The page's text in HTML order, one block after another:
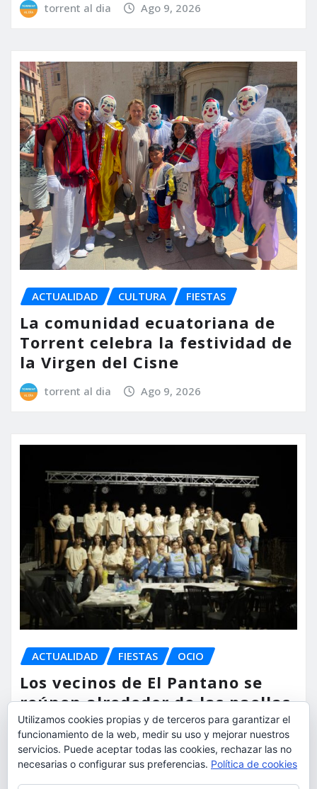
torrent al dia Ago 9, 2026
ACTUALIDAD CULTURA FIESTAS
La comunidad ecuatoriana de
Torrent celebra la festividad de
la Virgen del Cisne
torrent al dia Ago 9, 2026
ACTUALIDAD FIESTAS OCIO
Los vecinos de El Pantano se
reúnen alrededor de las paellas
para celebrar sus fiestas
torrent al dia Ago 9, 2026
Utilizamos cookies propias y de terceros para garantizar el
funcionamiento de la web, medir su uso y mejorar nuestros
servicios. Puede aceptar todas las cookies, rechazar las no
necesarias o configurar sus preferencias. Política de cookies